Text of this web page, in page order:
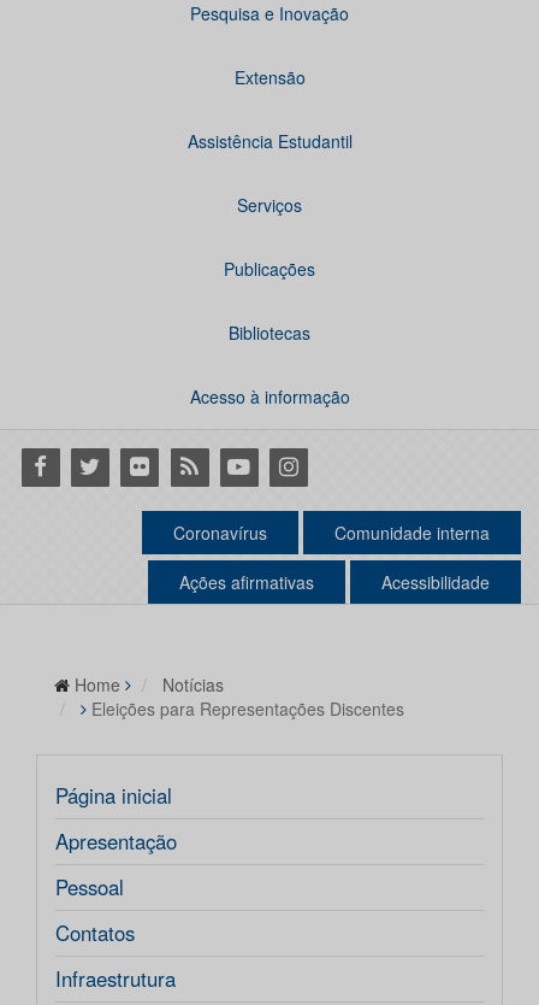
Pesquisa e Inovação
Extensão
Assistência Estudantil
Serviços
Publicações
Bibliotecas
Acesso à informação
Facebook
Twitter Flickr RSS YoutubeInstagram
Coronavírus Comunidade interna
Ações afirmativas Acessibilidade
Home
Notícias
Eleições para Representações Discentes
Página inicial
Apresentação
Pessoal
Contatos
Infraestrutura